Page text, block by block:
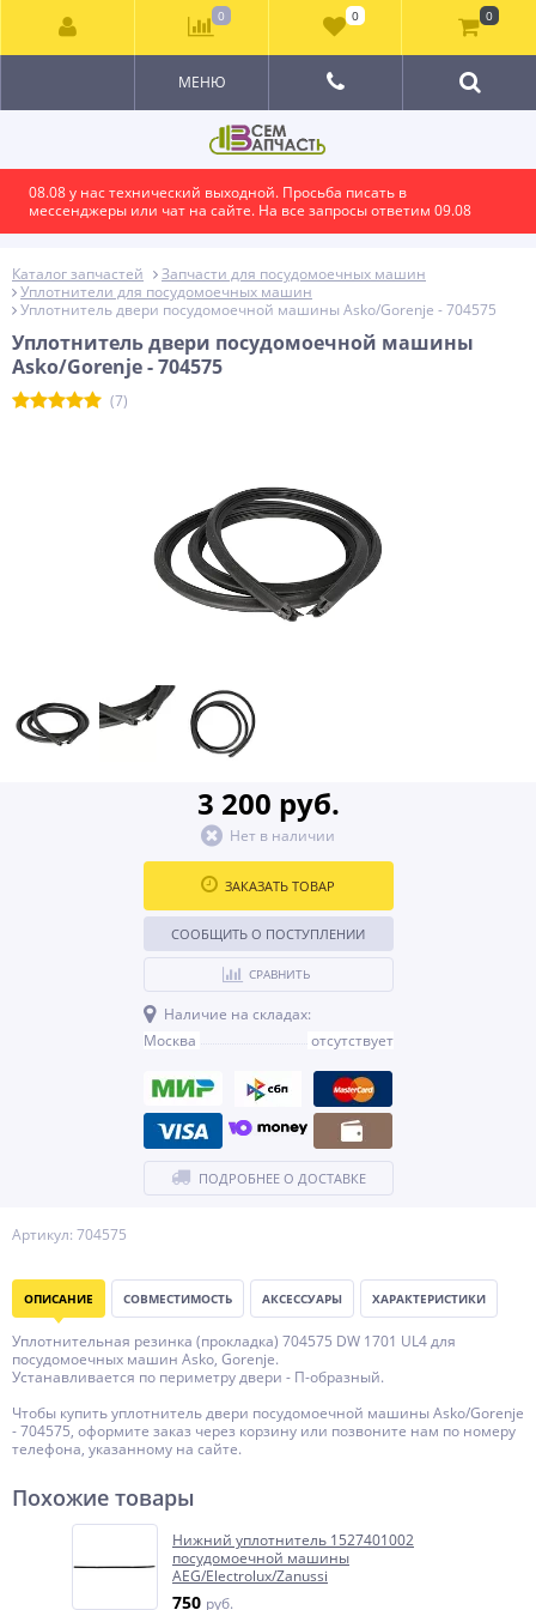
08.08 у нас технический выходной. Просьба писать в
мессенджеры или чат на сайте. На все запросы ответим 09.08
МЕНЮ
Каталог запчастей
Запчасти для посудомоечных машин
Уплотнители для посудомоечных машин
Уплотнитель двери посудомоечной машины Asko/Gorenje - 704575
Уплотнитель двери посудомоечной машины
Asko/Gorenje - 704575
(7)
Артикул: 704575
3 200 руб.
Нет в наличии
ЗАКАЗАТЬ ТОВАР
СООБЩИТЬ О ПОСТУПЛЕНИИ
СРАВНИТЬ
Наличие на складах:
Москва
отсутствует
ПОДРОБНЕЕ О ДОСТАВКЕ
ОПИСАНИЕ СОВМЕСТИМОСТЬ АКСЕССУАРЫ ХАРАКТЕРИСТИКИ
Уплотнительная резинка (прокладка) 704575 DW 1701 UL4 для
посудомоечных машин Asko, Gorenje.
Устанавливается по периметру двери - П-образный.
Чтобы купить уплотнитель двери посудомоечной машины Asko/Gorenje
- 704575, оформите заказ через корзину или позвоните нам по номеру
телефона, указанному на сайте.
Похожие товары
Нижний уплотнитель 1527401002
посудомоечной машины
AEG/Electrolux/Zanussi
750 руб.
0 0 0